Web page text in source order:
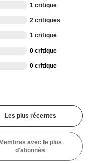
1 critique
2 critiques
1 critique
0 critique
0 critique
Les plus récentes
Membres avec le plus
d'abonnés